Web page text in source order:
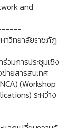
and
าวิทยาลัยราชภัฏ
มการประชุมเชิง
ายสารสนเทศ
(Workshop
ระหว่าง